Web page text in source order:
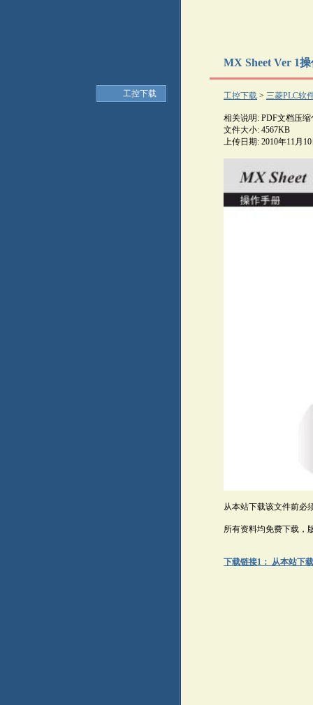
工控下载
MX Sheet Ver 1
工控下载 > 三菱PLC软
相关说明: PDF文档压缩
文件大小: 4567KB
上传日期: 2010年11月
从本站下载该文件前必
所有资料均免费下载，
下载链接1： 从本站下载